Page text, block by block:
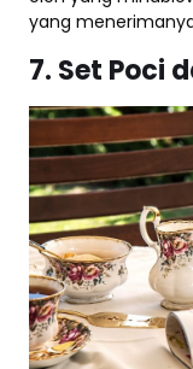
yang
7. Set Poci